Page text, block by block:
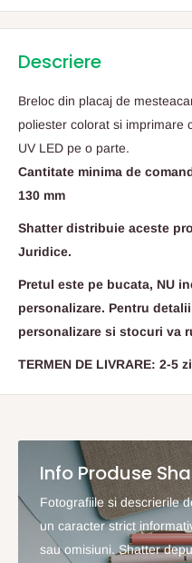
Descriere
Breloc din placaj de
poliester colorat si imprimare
UV LED pe o parte.
Cantitate minima de
130 mm
Shatter distribuie aceste
Juridice.
Pretul este pe bucata, NU
personalizare. Pentru
personalizare si stocuri va
TERMEN DE LIVRARE: 2-5
Info Produse
Fotografiile si descrierile
un caracter strict
sau omisiuni. Shatter